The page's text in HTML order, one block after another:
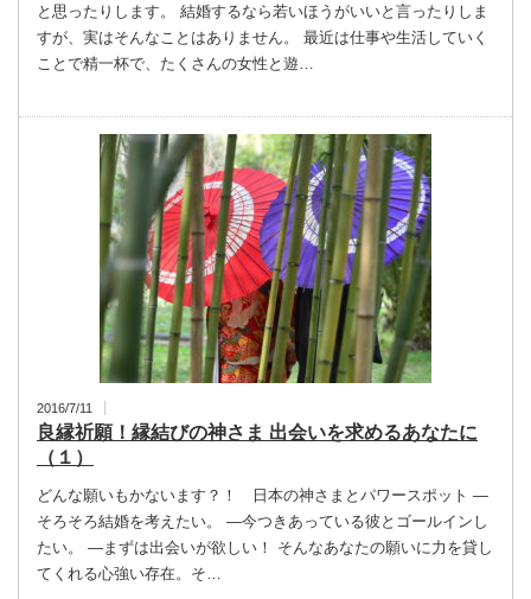
と思ったりします。 結婚するなら若いほうがいいと言ったりしま
すが、実はそんなことはありません。 最近は仕事や生活していく
ことで精一杯で、たくさんの女性と遊…
2016/7/11
良縁祈願！縁結びの神さま 出会いを求めるあなたに
（１）
どんな願いもかないます？！ 日本の神さまとパワースポット ―
そろそろ結婚を考えたい。 ―今つきあっている彼とゴールインし
たい。 ―まずは出会いが欲しい！ そんなあなたの願いに力を貸し
てくれる心強い存在。そ…